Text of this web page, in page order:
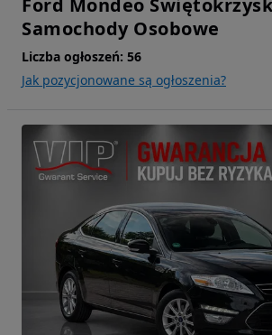
Ford Mondeo
Samochody Osobowe
Liczba ogłoszeń: 56
Jak pozycjonowane są ogłoszenia?